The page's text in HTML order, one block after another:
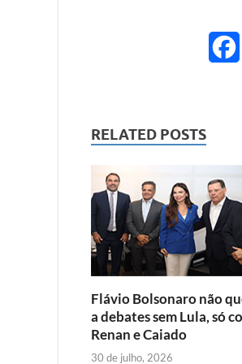
RELATED POSTS
Flávio Bolsonaro não
a debates sem Lula, só
Renan e Caiado
30 de julho, 2026